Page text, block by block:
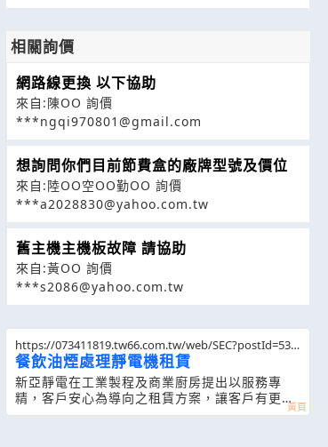
相關詢價
網路線更換 以下協助
來自:陳OO 詢價
***ngqi970801@gmail.com
想詢問你們目前節費盒的廠牌型號及價位
來自:陸OO空OO勤OO 詢價
***a2028830@yahoo.com.tw
舊主機主機板故障 請協助
來自:黃OO 詢價
***s2086@yahoo.com.tw
https://073411819.tw66.com.tw/web/SEC?postId=532
434
餐飲油煙處理靜電機租賃
新亞靜電在工業製程及商業廚房提出以服務專
精，客戶安心為導向之租賃方案，讓客戶有更輕
鬆的選擇